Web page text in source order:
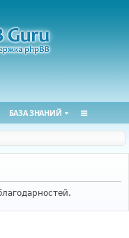
БАЗА ЗНАНИЙ